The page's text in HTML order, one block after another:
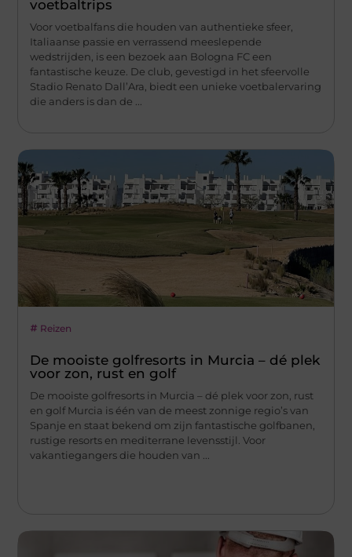
voetbaltrips
Voor voetbalfans die houden van authentieke sfeer,
Italiaanse passie en verrassend meeslepende
wedstrijden, is een bezoek aan Bologna FC een
fantastische keuze. De club, gevestigd in het sfeervolle
Stadio Renato Dall’Ara, biedt een unieke voetbalervaring
die anders is dan de ...
Reizen
De mooiste golfresorts in Murcia – dé plek
voor zon, rust en golf
De mooiste golfresorts in Murcia – dé plek voor zon, rust
en golf Murcia is één van de meest zonnige regio’s van
Spanje en staat bekend om zijn fantastische golfbanen,
rustige resorts en mediterrane levensstijl. Voor
vakantiegangers die houden van ...